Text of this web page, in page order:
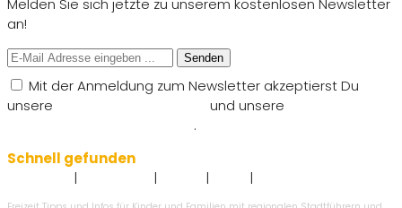
an!
Senden
Mit der Anmeldung zum Newsletter akzeptierst Du
unsere
und unsere
.
Schnell gefunden
| | | |